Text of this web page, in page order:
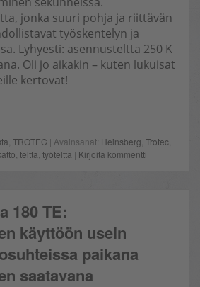
jonka suuri pohja ja riittävän
työskentelyn ja
Lyhyesti: asennusteltta 250 K
Oli jo aikakin – kuten lukuisat
kertovat!
TROTEC | Avainsanat: Heinsberg Trotec
teltta työteltta | Kirjoita kommentti
180 TE:
käyttöön usein
paikana
saatavana